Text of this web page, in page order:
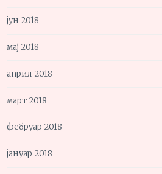
јун 2018
мај 2018
април 2018
март 2018
фебруар 2018
јануар 2018